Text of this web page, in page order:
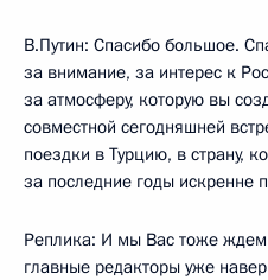
В.Путин: Спасибо большое.
за внимание, за интерес к
за атмосферу, которую вы
совместной сегодняшней
поездки в Турцию, в страну,
за последние годы искренне
Реплика: И мы Вас тоже
главные редакторы уже